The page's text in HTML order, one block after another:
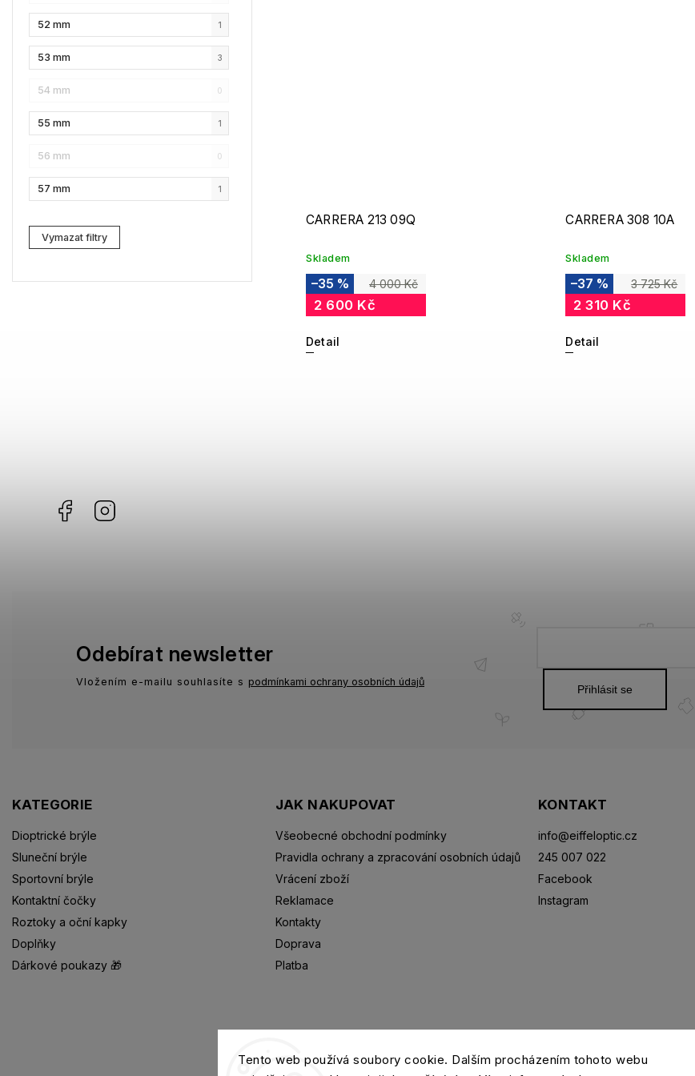
Tento web používá soubory cookie. Dalším procházením tohoto webu
NAUTICA 9
Lacoste 2
Kenzo 3
Carrera 6
G-Star RAW 10
Jil Sander 3
Marc Jacobs
52 mm 1
53 mm 3
54 mm 0
55 mm 1
56 mm 0
57 mm 1
Vymazat filtry
CARRERA 213 09Q
Skladem
4 000 Kč
–35 %
2 600 Kč
Detail
CARRERA 308 10A
Skladem
3 725 Kč
–37 %
2 310 Kč
Detail
Facebook
KATEGORIE
Dioptrické brýle
Sluneční brýle
Sportovní brýle
Kontaktní čočky
Roztoky a oční kapky
Doplňky
Dárkové poukazy 🎁
JAK NAKUPOVAT
Všeobecné obchodní podmínky
Pravidla ochrany a zpracování osobních údajů
Vrácení zboží
Reklamace
Kontakty
Doprava
Platba
KONTAKT
info@eiffeloptic.cz
245 007 022
Facebook
Instagram
Odebírat newsletter
Vložením e-mailu souhlasíte s podmínkami ochrany osobních údajů
Přihlásit se